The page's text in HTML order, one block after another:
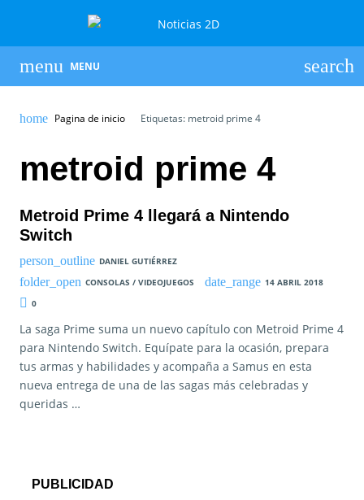
MENU
Pagina de inicio Etiquetas: metroid prime 4
metroid prime 4
Metroid Prime 4 llegará a Nintendo
Switch
DANIEL GUTIÉRREZ
CONSOLAS / VIDEOJUEGOS
14 ABRIL 2018
0
La saga Prime suma un nuevo capítulo con Metroid Prime 4
para Nintendo Switch. Equípate para la ocasión, prepara
tus armas y habilidades y acompaña a Samus en esta
nueva entrega de una de las sagas más celebradas y
queridas …
PUBLICIDAD